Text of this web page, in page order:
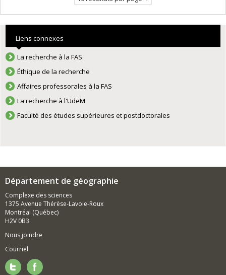
Liens connexes
La recherche à la FAS
Éthique de la recherche
Affaires professorales à la FAS
La recherche à l'UdeM
Faculté des études supérieures et postdoctorales
Département de géographie
Complexe des sciences
1375 Avenue Thérèse-Lavoie-Roux
Montréal (Québec)
H2V 0B3
Nous joindre
Courriel